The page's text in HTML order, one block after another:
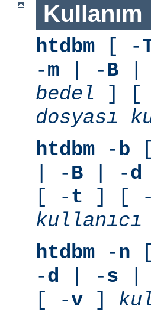
Kullanım
htdbm [ -
-m | -B |
bedel ] [
dosyası
htdbm -b
| -B | -d
[ -t ] [ -
kullanıcı
htdbm -n
-d | -s |
[ -v ]